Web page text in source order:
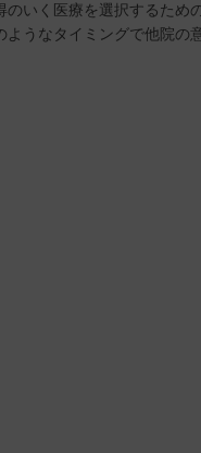
いく医療を選択するため
うなタイミングで他院の